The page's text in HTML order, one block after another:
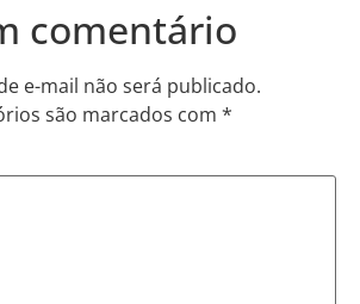
comentário
e-mail não será publicado.
são marcados com *